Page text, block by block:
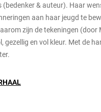
(bedenker & auteur). Haar
aan haar jeugd te
zijn de tekeningen (door
gezellig en vol kleur. Met de